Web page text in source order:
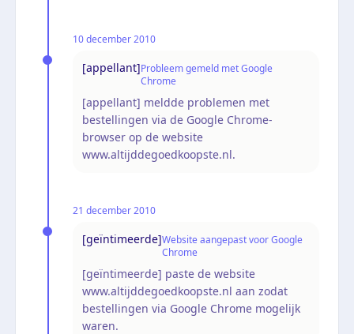
10 december 2010
[appellant]Probleem gemeld met Google
Chrome
[appellant] meldde problemen met
bestellingen via de Google Chrome-
browser op de website
www.altijddegoedkoopste.nl.
21 december 2010
[geïntimeerde]Website aangepast voor Google
Chrome
[geïntimeerde] paste de website
www.altijddegoedkoopste.nl aan zodat
bestellingen via Google Chrome mogelijk
waren.